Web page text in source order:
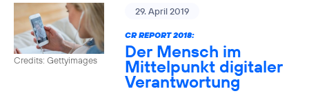
Credits: Gettyimages
29. April 2019
CR REPORT 2018:
Der Mensch im
Mittelpunkt digitaler
Verantwortung